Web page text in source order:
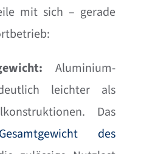
mit sich – gerade
Aluminium-
leichter als
Das
des